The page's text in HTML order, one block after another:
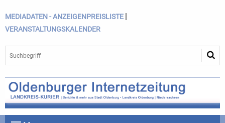
MEDIADATEN - ANZEIGENPREISLISTE |
VERANSTALTUNGSKALENDER